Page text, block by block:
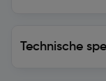
Technische